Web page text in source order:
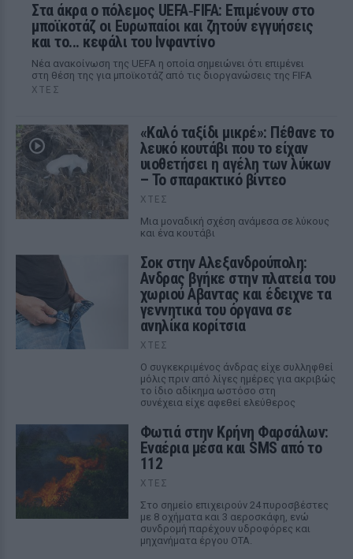
Στα άκρα ο πόλεμος UEFA‑FIFA: Επιμένουν στο
μποϊκοτάζ οι Ευρωπαίοι και ζητούν εγγυήσεις
και το... κεφάλι του Ινφαντίνο
Νέα ανακοίνωση της UEFA η οποία σημειώνει ότι επιμένει
στη θέση της για μποϊκοτάζ από τις διοργανώσεις της FIFA
ΧΤΕΣ
«Καλό ταξίδι μικρέ»: Πέθανε το
λευκό κουτάβι που το είχαν
υιοθετήσει η αγέλη των λύκων
– Το σπαρακτικό βίντεο
ΧΤΕΣ
Μια μοναδική σχέση ανάμεσα σε λύκους
και ένα κουτάβι
Σοκ στην Αλεξανδρούπολη:
Ανδρας βγήκε στην πλατεία του
χωριού Αβαντας και έδειχνε τα
γεννητικά του όργανα σε
ανηλίκα κορίτσια
ΧΤΕΣ
Ο συγκεκριμένος άνδρας είχε συλληφθεί
μόλις πριν από λίγες ημέρες για ακριβώς
το ίδιο αδίκημα ωστόσο στη
συνέχεια είχε αφεθεί ελεύθερος
Φωτιά στην Κρήνη Φαρσάλων:
Εναέρια μέσα και SMS από το
112
ΧΤΕΣ
Στο σημείο επιχειρούν 24 πυροσβέστες
με 8 οχήματα και 3 αεροσκάφη, ενώ
συνδρομή παρέχουν υδροφόρες και
μηχανήματα έργου ΟΤΑ.